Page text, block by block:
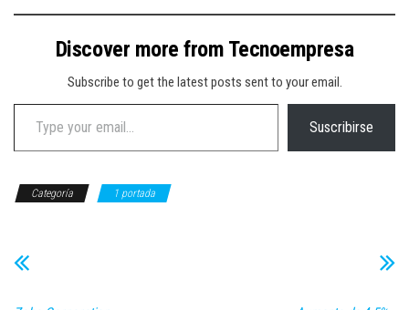
Discover more from Tecnoempresa
Subscribe to get the latest posts sent to your email.
Type your email…
Suscribirse
Categoría 1 portada